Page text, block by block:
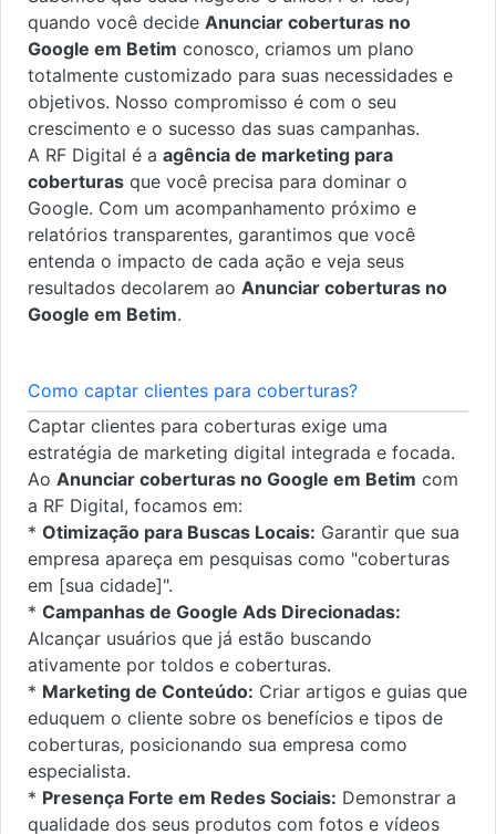
quando você decide Anunciar coberturas no
Google em Betim conosco, criamos um plano
totalmente customizado para suas necessidades e
objetivos. Nosso compromisso é com o seu
crescimento e o sucesso das suas campanhas.
A RF Digital é a agência de marketing para
coberturas que você precisa para dominar o
Google. Com um acompanhamento próximo e
relatórios transparentes, garantimos que você
entenda o impacto de cada ação e veja seus
resultados decolarem ao Anunciar coberturas no
Google em Betim.
Como captar clientes para coberturas?
Captar clientes para coberturas exige uma
estratégia de marketing digital integrada e focada.
Ao Anunciar coberturas no Google em Betim com
a RF Digital, focamos em:
* Otimização para Buscas Locais: Garantir que sua
empresa apareça em pesquisas como "coberturas
em [sua cidade]".
* Campanhas de Google Ads Direcionadas:
Alcançar usuários que já estão buscando
ativamente por toldos e coberturas.
* Marketing de Conteúdo: Criar artigos e guias que
eduquem o cliente sobre os benefícios e tipos de
coberturas, posicionando sua empresa como
especialista.
* Presença Forte em Redes Sociais: Demonstrar a
qualidade dos seus produtos com fotos e vídeos